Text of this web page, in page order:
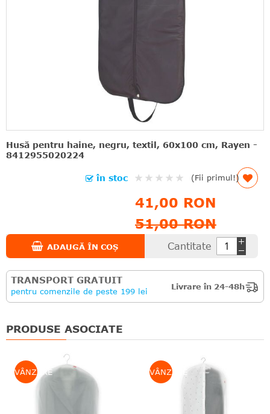
Husă pentru haine, negru, textil, 60x100 cm, Rayen -
8412955020224
Rating:
(Fii primul!)
în stoc
41,00 RON
51,00 RON
Cantitate
ADAUGĂ ÎN COȘ
TRANSPORT GRATUIT
pentru comenzile de peste 199 lei
Livrare în 24-48h
PRODUSE ASOCIATE
VÂNZARE VÂNZARE